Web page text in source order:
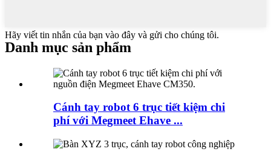
Hãy viết tin nhắn của bạn vào đây và gửi cho chúng tôi.
Danh mục sản phẩm
Cánh tay robot 6 trục tiết kiệm chi
phí với Megmeet Ehave ...